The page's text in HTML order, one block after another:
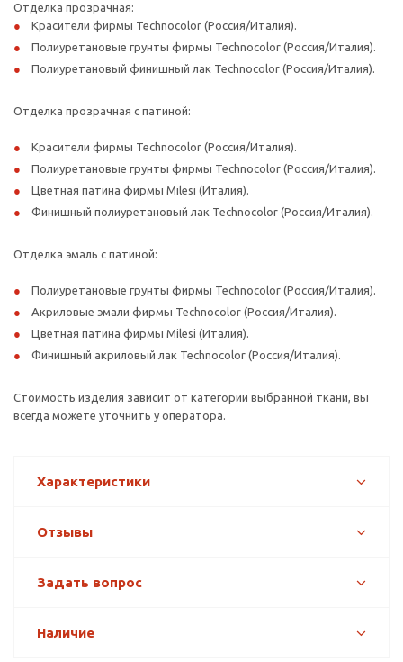
Отделка прозрачная:
Красители фирмы Technocolor (Россия/Италия).
Полиуретановые грунты фирмы Technocolor (Россия/Италия).
Полиуретановый финишный лак Technocolor (Россия/Италия).
Отделка прозрачная с патиной:
Красители фирмы Technocolor (Россия/Италия).
Полиуретановые грунты фирмы Technocolor (Россия/Италия).
Цветная патина фирмы Milesi (Италия).
Финишный полиуретановый лак Technocolor (Россия/Италия).
Отделка эмаль с патиной:
Полиуретановые грунты фирмы Technocolor (Россия/Италия).
Акриловые эмали фирмы Technocolor (Россия/Италия).
Цветная патина фирмы Milesi (Италия).
Финишный акриловый лак Technocolor (Россия/Италия).
Стоимость изделия зависит от категории выбранной ткани, вы
всегда можете уточнить у оператора.
Характеристики
Отзывы
Задать вопрос
Наличие